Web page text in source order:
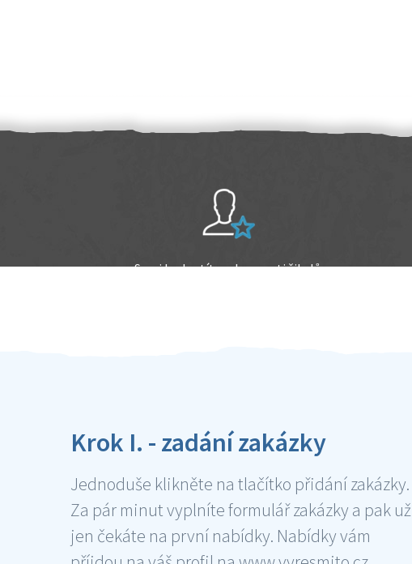
Sami hodnotíte schopnosti šikulů
Krok I. - zadání zakázky
Jednoduše klikněte na tlačítko přidání zakázky.
Za pár minut vyplníte formulář zakázky a pak už
jen čekáte na první nabídky. Nabídky vám